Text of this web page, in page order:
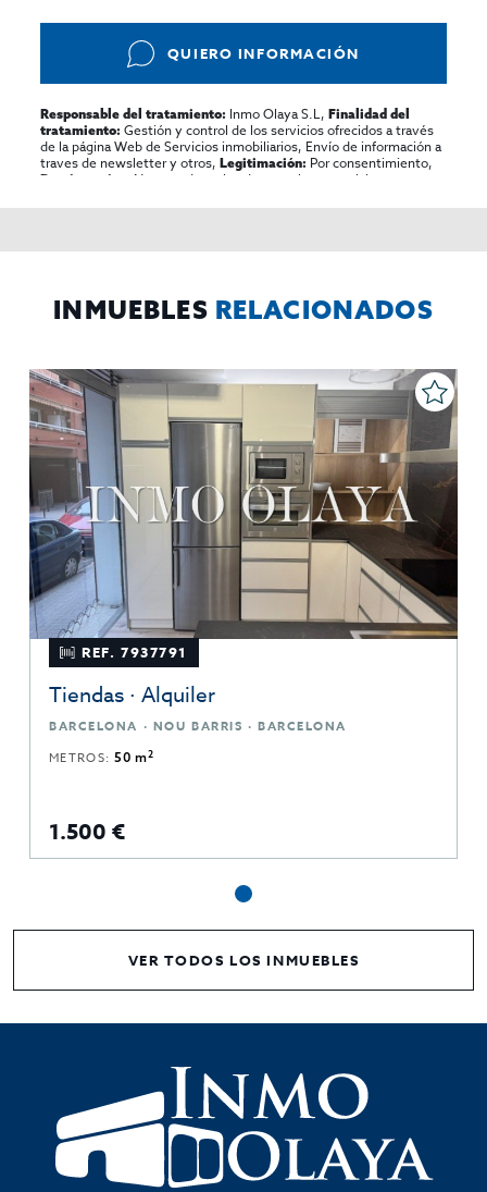
QUIERO INFORMACIÓN
Responsable del tratamiento: Inmo Olaya S.L,Finalidad del
tratamiento: Gestión y control de los servicios ofrecidos a través
de la página Web de Servicios inmobiliarios, Envío de información a
traves de newsletter y otros,Legitimación: Por consentimiento,
Destinatarios:
No se cederan los datos, salvo para elaborar
rectificar y suprimir los datos, solicitar la portabilidad de los
INMUEBLES RELACIONADOS
REF. 7937791
Tiendas · Alquiler
BARCELONA · NOU BARRIS · BARCELONA
METROS:50 m2
1.500 €
VER TODOS LOS INMUEBLES